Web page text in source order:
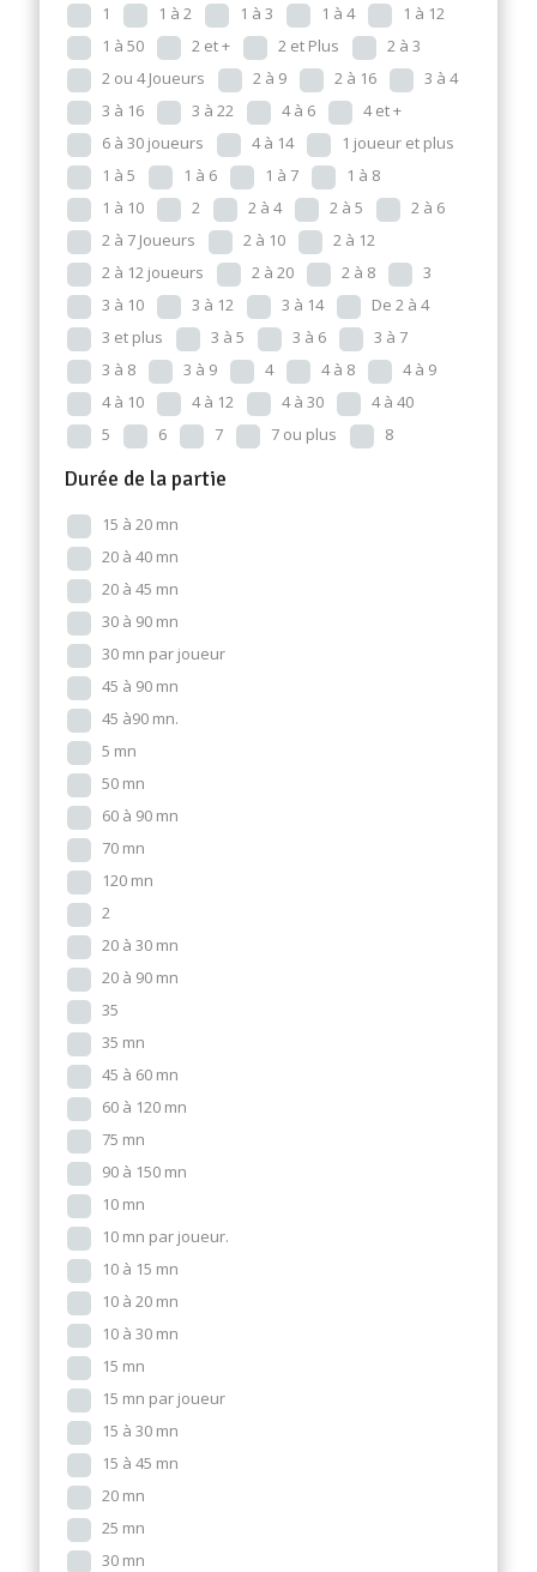
1 1 à 2 1 à 3 1 à 4
1 à 12
1 à 50
2 et + 2 et Plus
2 à 3
2 ou 4 Joueurs
2 à 9 2 à 16
3 à 4
3 à 16
3 à 22 4 à 6
4 et +
6 à 30 joueurs
4 à 14
1 joueur et plus
1 à 5
1 à 6 1 à 7
1 à 8
1 à 10
2 2 à 4 2 à 5
2 à 6
2 à 7 Joueurs
2 à 10
2 à 12
2 à 12 joueurs
2 à 20 2 à 8
3
3 à 10
3 à 12 3 à 14
De 2 à 4
3 et plus
3 à 5 3 à 6
3 à 7
3 à 8
3 à 9 4 4 à 8
4 à 9
4 à 10
4 à 12 4 à 30
4 à 40
5
6 7 7 ou plus 8
Durée de la partie
15 à 20 mn
20 à 40 mn
20 à 45 mn
30 à 90 mn
30 mn par joueur
45 à 90 mn
45 à90 mn.
5 mn
50 mn
60 à 90 mn
70 mn
120 mn
2
20 à 30 mn
20 à 90 mn
35
35 mn
45 à 60 mn
60 à 120 mn
75 mn
90 à 150 mn
10 mn
10 mn par joueur.
10 à 15 mn
10 à 20 mn
10 à 30 mn
15 mn
15 mn par joueur
15 à 30 mn
15 à 45 mn
20 mn
25 mn
30 mn